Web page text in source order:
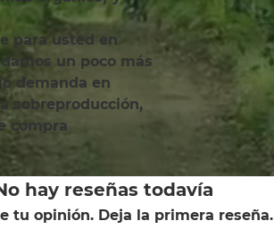
un poco más
demanda en
sobreproducción,
compra
hay reseñas todavía
tu opinión. Deja la primera reseña.